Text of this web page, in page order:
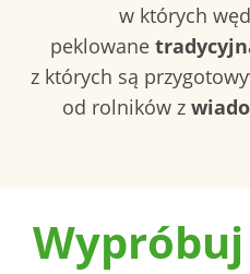
w których
peklowane
z których są
od rolników z